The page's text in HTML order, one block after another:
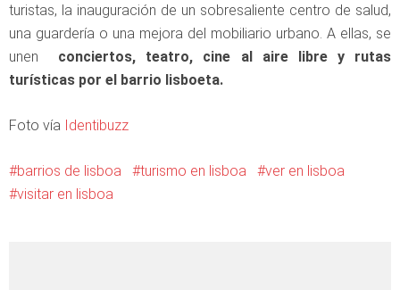
turistas, la inauguración de un sobresaliente centro de salud,
una guardería o una mejora del mobiliario urbano. A ellas, se
unen conciertos, teatro, cine al aire libre y rutas
turísticas por el barrio lisboeta.
Foto vía Identibuzz
barrios de lisboa turismo en lisboa
ver en lisboa
visitar en lisboa